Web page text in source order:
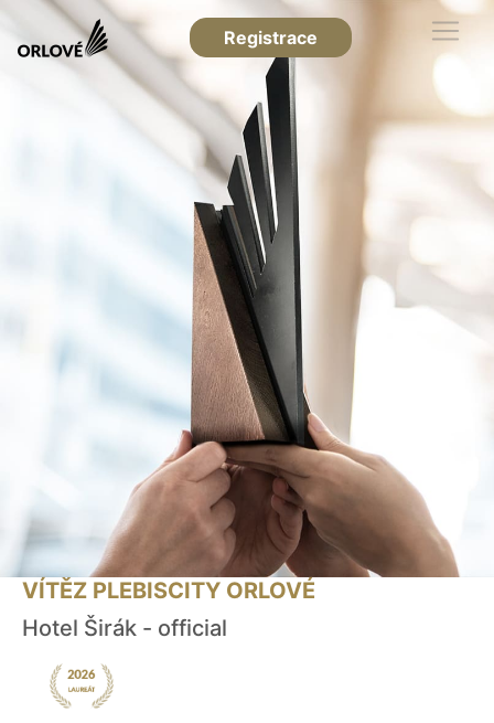
Registrace
VÍTĚZ PLEBISCITY ORLOVÉ
Hotel Širák - official